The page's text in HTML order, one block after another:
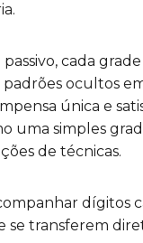
cada
ocultos
única e
uma simples
de técnicas.
dígitos
transferem